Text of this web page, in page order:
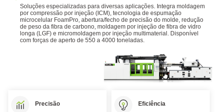
Qualidade
Máquina
de
injeção
Moldagem
Soluções especializadas para diversas aplicações. Integra moldagem
por compressão por injeção (ICM), tecnologia de espumação
microcelular FoamPro, abertura/fecho de precisão do molde, redução
de peso da fibra de carbono, moldagem por injeção de fibra de vidro
longa (LGF) e micromoldagem por injeção multimaterial. Disponível
com forças de aperto de 550 a 4000 toneladas.
Precisão Eficiência